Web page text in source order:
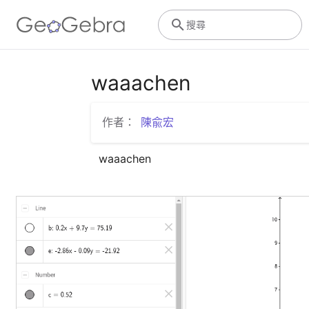
搜尋
waaachen
作者： 陳兪宏
waaachen